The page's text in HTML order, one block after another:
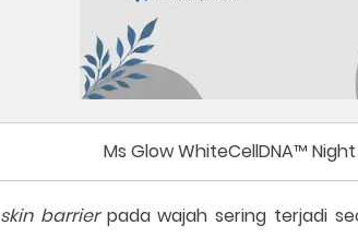
Ms Glow WhiteCellDNA™
skin barrier pada wajah sering terjadi